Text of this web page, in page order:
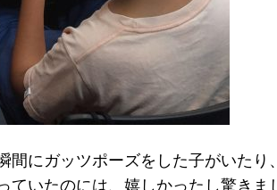
にガッツポーズをした子がいた
いたのには、嬉しかったし驚きま